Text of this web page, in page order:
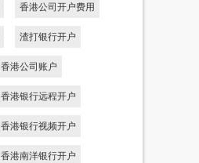
香港公司开户费用
渣打银行开户
香港公司账户
香港银行远程开户
香港银行视频开户
香港南洋银行开户